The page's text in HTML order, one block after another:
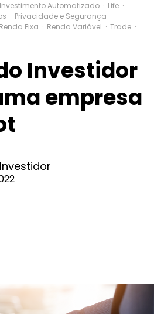
Investimento Automatizado · Life ·
· Privacidade e Segurança ·
Renda Fixa · Renda Variável · Trade ·
Investidor
empresa